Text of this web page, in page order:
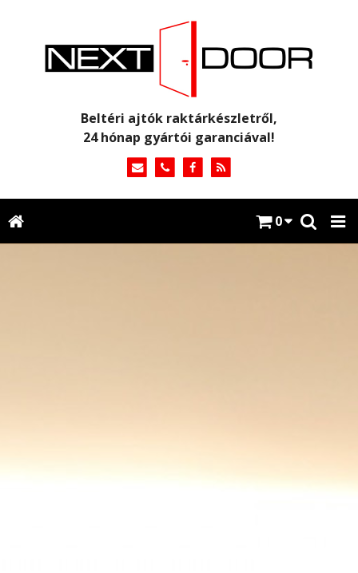
Beltéri ajtók raktárkészletről,
24 hónap gyártói garanciával!
0